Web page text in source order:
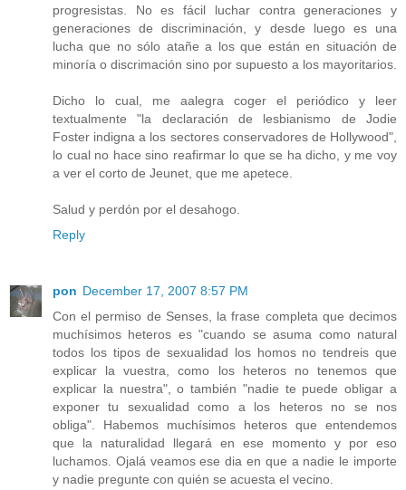
progresistas. No es fácil luchar contra generaciones y
generaciones de discriminación, y desde luego es una
lucha que no sólo atañe a los que están en situación de
minoría o discrimación sino por supuesto a los mayoritarios.
Dicho lo cual, me aalegra coger el periódico y leer
textualmente "la declaración de lesbianismo de Jodie
Foster indigna a los sectores conservadores de Hollywood",
lo cual no hace sino reafirmar lo que se ha dicho, y me voy
a ver el corto de Jeunet, que me apetece.
Salud y perdón por el desahogo.
Reply
pon December 17, 2007 8:57 PM
Con el permiso de Senses, la frase completa que decimos
muchísimos heteros es "cuando se asuma como natural
todos los tipos de sexualidad los homos no tendreis que
explicar la vuestra, como los heteros no tenemos que
explicar la nuestra", o también "nadie te puede obligar a
exponer tu sexualidad como a los heteros no se nos
obliga". Habemos muchísimos heteros que entendemos
que la naturalidad llegará en ese momento y por eso
luchamos. Ojalá veamos ese dia en que a nadie le importe
y nadie pregunte con quién se acuesta el vecino.